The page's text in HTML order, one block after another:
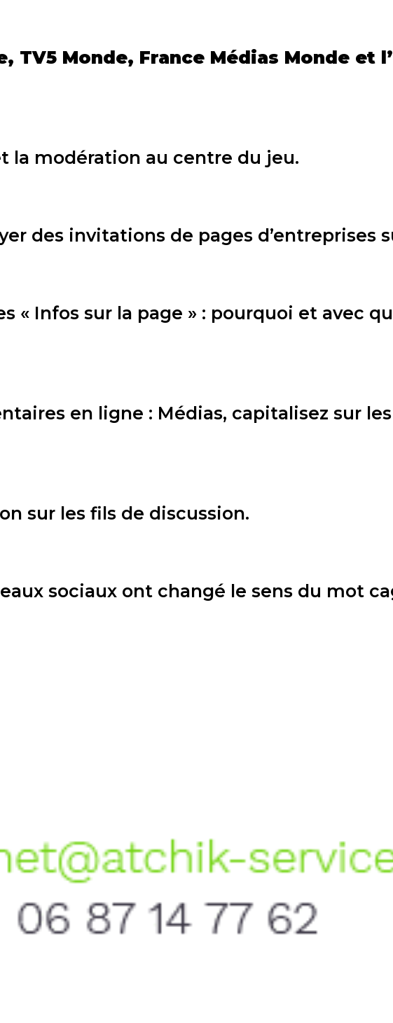
TV5 Monde, France Médias Monde et
la modération au centre du jeu.
des invitations de pages d’entreprises
« Infos sur la page » : pourquoi et avec
en ligne : Médias, capitalisez sur
sur les fils de discussion.
sociaux ont changé le sens du mot